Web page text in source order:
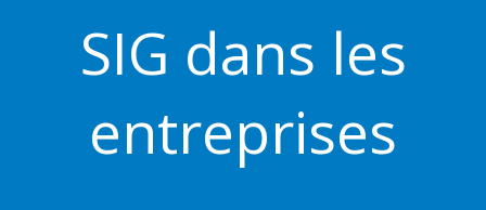
SIG dans les
entreprises